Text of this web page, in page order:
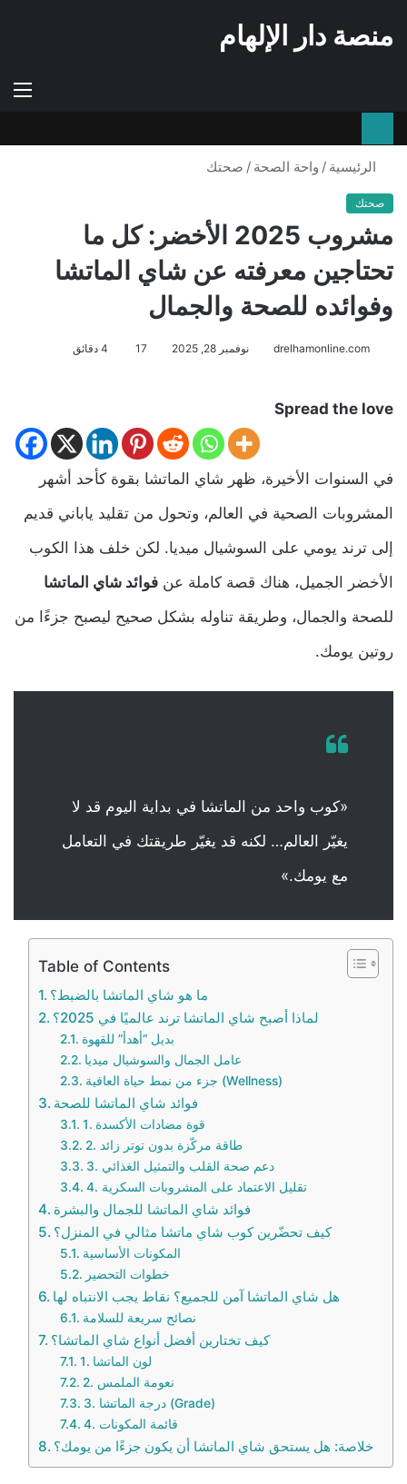
الوضع
إستعراض
التسوق
منصة دار الإلهام
الرئيسية / واحة الصحة / صحتك
صحتك
مشروب 2025 الأخضر: كل ما
تحتاجين معرفته عن شاي الماتشا
وفوائده للصحة والجمال
drelhamonline.com نوفمبر 28, 2025 17
Spread the love
في السنوات الأخيرة، ظهر شاي الماتشا بقوة كأحد أشهر
المشروبات الصحية في العالم، وتحول من تقليد ياباني قديم
إلى ترند يومي على السوشيال ميديا. لكن خلف هذا الكوب
الأخضر الجميل، هناك قصة كاملة عن فوائد شاي الماتشا
للصحة والجمال، وطريقة تناوله بشكل صحيح ليصبح جزءًا من
روتين يومك.
«كوب واحد من الماتشا في بداية اليوم قد لا
يغيّر العالم… لكنه قد يغيّر طريقتك في التعامل
مع يومك.»
Table of Contents
ما هو شاي الماتشا بالضبط؟
لماذا أصبح شاي الماتشا ترند عالميًا في 2025؟
بديل “أهدأ” للقهوة
عامل الجمال والسوشيال ميديا
جزء من نمط حياة العافية (Wellness)
فوائد شاي الماتشا للصحة
1. قوة مضادات الأكسدة
2. طاقة مركّزة بدون توتر زائد
3. دعم صحة القلب والتمثيل الغذائي
4. تقليل الاعتماد على المشروبات السكرية
فوائد شاي الماتشا للجمال والبشرة
كيف تحضّرين كوب شاي ماتشا مثالي في المنزل؟
المكونات الأساسية
خطوات التحضير
هل شاي الماتشا آمن للجميع؟ نقاط يجب الانتباه لها
نصائح سريعة للسلامة
كيف تختارين أفضل أنواع شاي الماتشا؟
1. لون الماتشا
2. نعومة الملمس
3. درجة الماتشا (Grade)
4. قائمة المكونات
خلاصة: هل يستحق شاي الماتشا أن يكون جزءًا من يومك؟